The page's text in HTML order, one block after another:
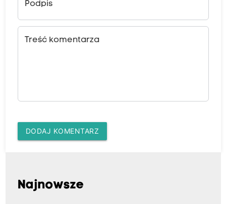
Podpis
Treść komentarza
DODAJ KOMENTARZ
Najnowsze